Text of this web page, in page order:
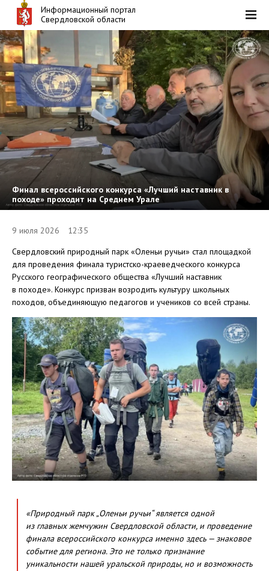
Информационный портал
Свердловской области
Финал всероссийского конкурса «Лучший наставник в
походе» проходит на Среднем Урале
9 июля 2026 12:35
Свердловский природный парк «Оленьи ручьи» стал площадкой
для проведения финала туристско-краеведческого конкурса
Русского географического общества «Лучший наставник
в походе». Конкурс призван возродить культуру школьных
походов, объединяющую педагогов и учеников со всей страны.
«Природный парк „Оленьи ручьи“ является одной
из главных жемчужин Свердловской области, и проведение
финала всероссийского конкурса именно здесь — знаковое
событие для региона. Это не только признание
уникальности нашей уральской природы, но и возможность